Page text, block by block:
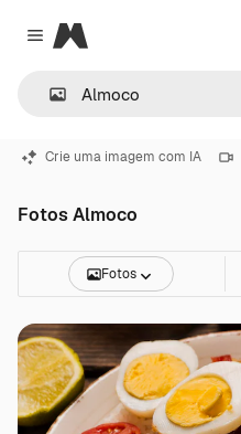
Close menu
Magnific
Crie uma imagem com IA
Fotos Almoco
Fotos